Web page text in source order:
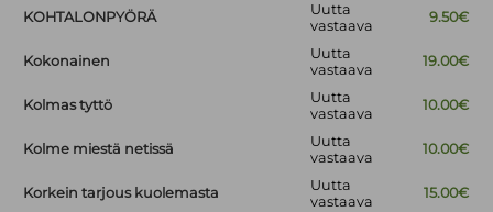
KOHTALONPYÖRÄ
Uutta
vastaava
9.50€
Kokonainen
Uutta
vastaava
19.00€
Kolmas tyttö
Uutta
vastaava
10.00€
Kolme miestä netissä
Uutta
vastaava
10.00€
Korkein tarjous kuolemasta
Uutta
vastaava
15.00€